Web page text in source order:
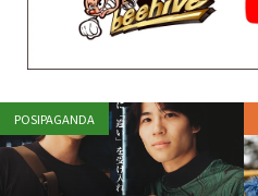
POSIPAGANDA